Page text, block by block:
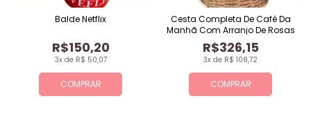
COMPRAR
3x de R$ 50,07
R$150,20
Balde Netflix
COMPRAR
3x de R$ 108,72
R$326,15
Cesta Completa De Café Da
Manhã Com Arranjo De Rosas